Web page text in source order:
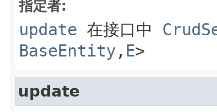
指定者:
update 在接口中
BaseEntity , E>
update